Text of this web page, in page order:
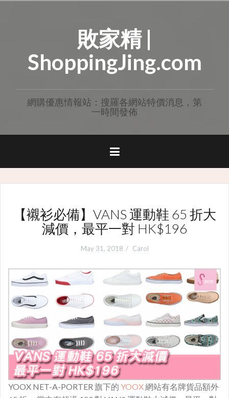
敗家精 |
ShoppingJing.com
網購優惠情報站：搜羅各網站特價消息，第
一時間發佈
【襯衫必備】VANS 運動鞋 65 折大
減價，最平一對 HK$196
May 31, 2018 Carol
YOOX NET-A-PORTER 旗下的 YOOX網站有名牌貨品額外